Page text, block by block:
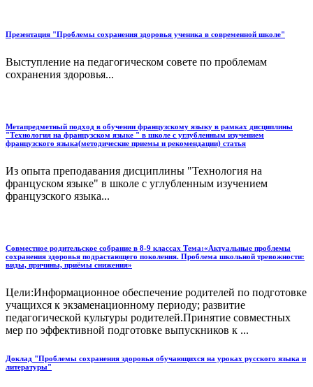
Презентация "Проблемы сохранения здоровья ученика в современной школе"
Выступление на педагогическом совете по проблемам
сохранения здоровья...
Метапредметный подход в обучении французскому языку в рамках дисциплины
"Технология на французском языке " в школе с углубленным изучением
французского языка(методические приемы и рекомендации) статья
Из опыта преподавания дисциплины "Технология на
француском языке" в школе с углубленным изучением
французского языка...
Совместное родительское собрание в 8-9 классах Тема:«Актуальные проблемы
сохранения здоровья подрастающего поколения. Проблема школьной тревожности:
виды, причины, приёмы снижения»
Цели:Информационное обеспечение родителей по подготовке
учащихся к экзаменационному периоду; развитие
педагогической культуры родителей.Принятие совместных
мер по эффективной подготовке выпускников к ...
Доклад "Проблемы сохранения здоровья обучающихся на уроках русского языка и
литературы"